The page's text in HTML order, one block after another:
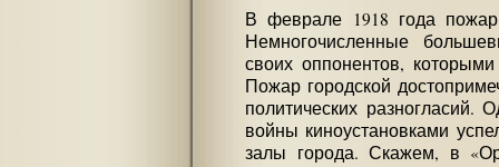
В феврале 1918 года
Немногочисленные
своих оппонентов,
Пожар городской
политических разногласий.
войны киноустановками
залы города. Скажем, в